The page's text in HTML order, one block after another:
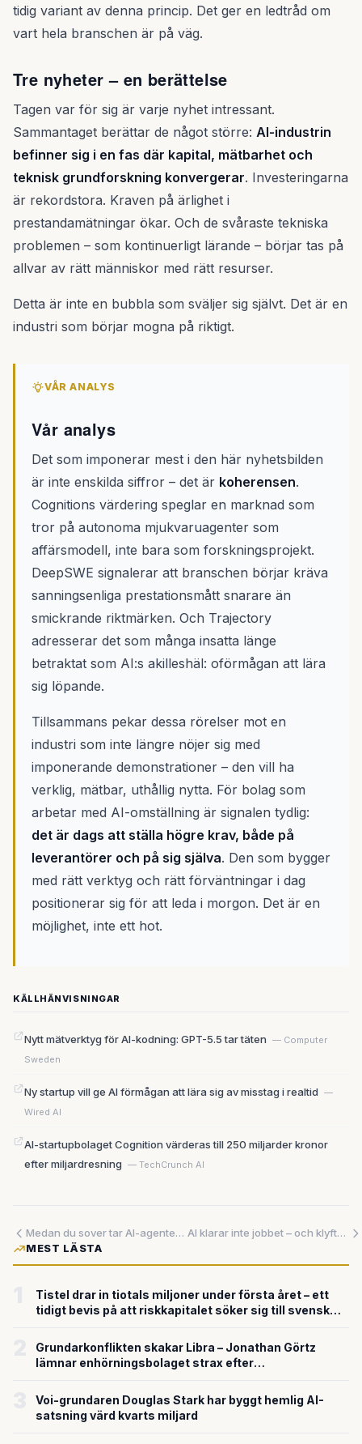
tidig variant av denna princip. Det ger en ledtråd om
vart hela branschen är på väg.
Tre nyheter – en berättelse
Tagen var för sig är varje nyhet intressant.
Sammantaget berättar de något större: AI-industrin
befinner sig i en fas där kapital, mätbarhet och
teknisk grundforskning konvergerar. Investeringarna
är rekordstora. Kraven på ärlighet i
prestandamätningar ökar. Och de svåraste tekniska
problemen – som kontinuerligt lärande – börjar tas på
allvar av rätt människor med rätt resurser.
Detta är inte en bubbla som sväljer sig självt. Det är en
industri som börjar mogna på riktigt.
VÅR ANALYS
Vår analys
Det som imponerar mest i den här nyhetsbilden
är inte enskilda siffror – det är koherensen.
Cognitions värdering speglar en marknad som
tror på autonoma mjukvaruagenter som
affärsmodell, inte bara som forskningsprojekt.
DeepSWE signalerar att branschen börjar kräva
sanningsenliga prestationsmått snarare än
smickrande riktmärken. Och Trajectory
adresserar det som många insatta länge
betraktat som AI:s akilleshäl: oförmågan att lära
sig löpande.
Tillsammans pekar dessa rörelser mot en
industri som inte längre nöjer sig med
imponerande demonstrationer – den vill ha
verklig, mätbar, uthållig nytta. För bolag som
arbetar med AI-omställning är signalen tydlig:
det är dags att ställa högre krav, både på
leverantörer och på sig själva. Den som bygger
med rätt verktyg och rätt förväntningar i dag
positionerar sig för att leda i morgon. Det är en
möjlighet, inte ett hot.
KÄLLHÄNVISNINGAR
Nytt mätverktyg för AI-kodning: GPT-5.5 tar täten — Computer
Sweden
Ny startup vill ge AI förmågan att lära sig av misstag i realtid —
Wired AI
AI-startupbolaget Cognition värderas till 250 miljarder kronor
efter miljardresning — TechCrunch AI
Medan du sover tar AI-agenterna över – och ingen har byggt systemen för det
AI klarar inte jobbet – och klyftan mellan löften och verklighet är svår att blunda för
MEST LÄSTA
Tistel drar in tiotals miljoner under första året – ett
tidigt bevis på att riskkapitalet söker sig till svensk
Grundarkonflikten skakar Libra – Jonathan Görtz
lämnar enhörningsbolaget strax efter
Voi-grundaren Douglas Stark har byggt hemlig AI-
satsning värd kvarts miljard